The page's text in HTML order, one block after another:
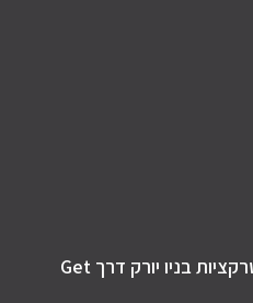
מדריך לרכישת כרטיסים לאטרקציות בניו יורק דרך Get